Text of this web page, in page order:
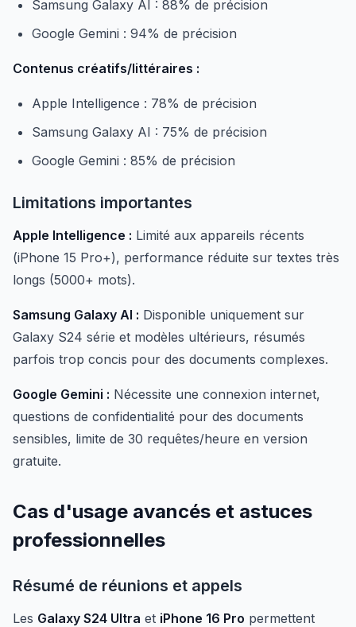
Samsung Galaxy AI : 88% de précision
Google Gemini : 94% de précision
Contenus créatifs/littéraires :
Apple Intelligence : 78% de précision
Samsung Galaxy AI : 75% de précision
Google Gemini : 85% de précision
Limitations importantes
Apple Intelligence : Limité aux appareils récents
(iPhone 15 Pro+), performance réduite sur textes très
longs (5000+ mots).
Samsung Galaxy AI : Disponible uniquement sur
Galaxy S24 série et modèles ultérieurs, résumés
parfois trop concis pour des documents complexes.
Google Gemini : Nécessite une connexion internet,
questions de confidentialité pour des documents
sensibles, limite de 30 requêtes/heure en version
gratuite.
Cas d'usage avancés et astuces
professionnelles
Résumé de réunions et appels
Les Galaxy S24 Ultra et iPhone 16 Pro permettent